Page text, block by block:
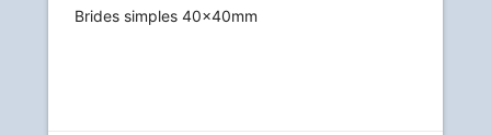
Brides simples 40x40mm